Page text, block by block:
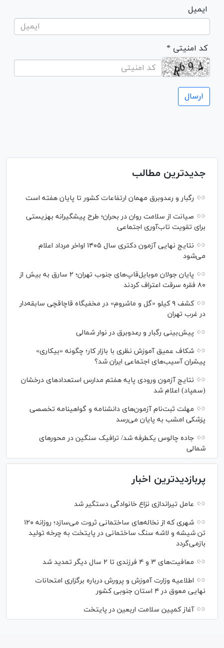
ایمیل
* کد امنیتی
جدیدترین مطالب
رگبار و رعدوبرق مهمان ارتفاعات کشور تا پایان هفته است
صیانت از سلامت روان در بحران؛ طرح پیشگیرانه بهزیستی
برای تقویت تاب‌آوری اجتماعی
نتایج نهایی آزمون دکتری سال ۱۴۰۵ اواخر مرداد اعلام
می‌شود
پایان جولان موبایل‌قاپ‌های جنوب تهران؛ ۲ سارق به بیش از
۸۰ فقره سرقت اعتراف کردند
کشف ۹ کیلو «گل و ماشروم» در مخفیگاه قاچاقچی سابقه‌دار
در غرب تهران
پیش‌بینی رگبار و رعدوبرق در نوار شمالی
شکاف عمیق آموزش نظری با بازار کار؛ چگونه «بیکاری»
پیشران آسیب‌های اجتماعی ایران شد؟
نتایج آزمون ورودی پایه هفتم مدارس استعدادهای درخشان
(سمپاد) اعلام شد
مهلت ثبت‌نام آزمون‌های دانشنامه و گواهینامه تخصصی
پزشکی امشب به پایان می‌رسد
جاده چالوس یکطرفه شد/ ترافیک سنگین در محورهای
شمالی
پربازدیدترین اخبار
عامل تیراندازی نزاع خانوادگی دستگیر شد
شهری که از نخاله‌های ساختمانی ثروت می‌سازد؛ روزانه ۱۲۰
تن شیشه و لاشه سنگ ساختمانی در پایتخت به چرخه تولید
بازمی‌گردد
معافیت‌های ۳ و ۴ فرزندی تا ۲ سال دیگر تمدید شد
اطلاعیه وزارت آموزش و پرورش درباره برگزاری امتحانات
نهایی معوق در ۴ استان جنوبی کشور
آغاز کمپین سلامت اربعین در پایتخت